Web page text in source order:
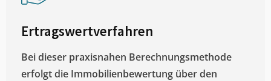
Ertragswertverfahren
Bei dieser praxisnahen Berechnungsmethode
erfolgt die Immobilienbewertung über den